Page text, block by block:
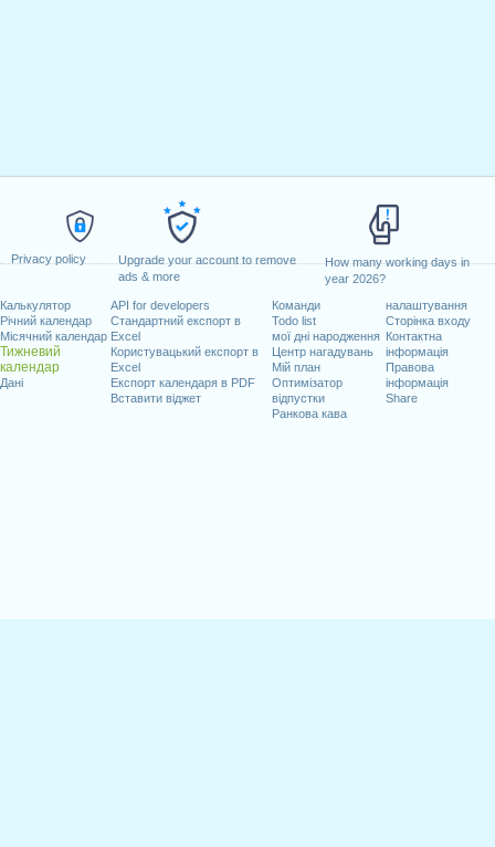
Privacy policy
Upgrade your account to remove
ads & more
How many working days in
year 2026?
Калькулятор
Річний календар
Місячний календар
Тижневий
календар
Дані
API for developers
Стандартний експорт в
Excel
Користувацький експорт в
Excel
Експорт календаря в PDF
Вставити віджет
Команди
Todo list
мої дні народження
Центр нагадувань
Мій план
Оптимізатор
відпустки
Ранкова кава
налаштування
Сторінка входу
Контактна
інформація
Правова
інформація
Share